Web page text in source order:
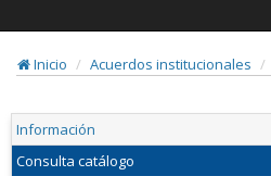
Inicio
Acuerdos institucionales
Información
Consulta catálogo